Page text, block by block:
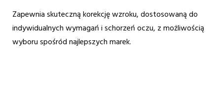
Zapewnia skuteczną korekcję wzroku, dostosowaną do
indywidualnych wymagań i schorzeń oczu, z możliwością
wyboru spośród najlepszych marek.